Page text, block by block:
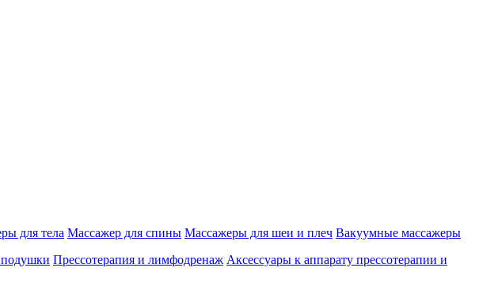
для тела Массажер для спины Массажеры для шеи и плеч Вакуумные массажеры
Прессотерапия и лимфодренаж Аксессуары к аппарату прессотерапии и